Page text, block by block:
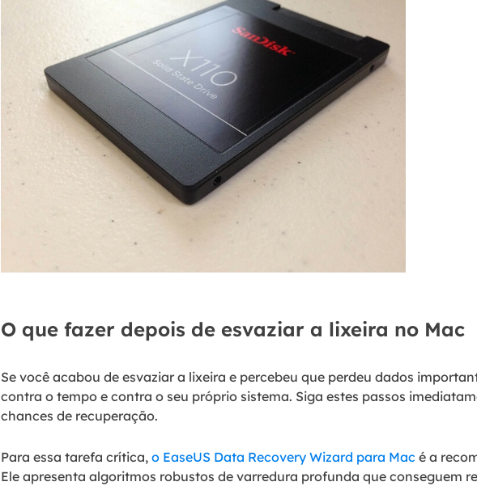
O que fazer depois de esvaziar a lixeira no Mac
Se você acabou de esvaziar a lixeira e percebeu que perdeu dados
contra o tempo e contra o seu próprio sistema. Siga estes passos
chances de recuperação.
Para essa tarefa crítica, o EaseUS Data Recovery Wizard para Mac é a
Ele apresenta algoritmos robustos de varredura profunda que conseguem